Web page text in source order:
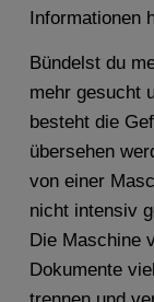
Informationen
Bündelst du
mehr gesucht
besteht die
übersehen
von einer
nicht intensiv
Die Maschine
Dokumente